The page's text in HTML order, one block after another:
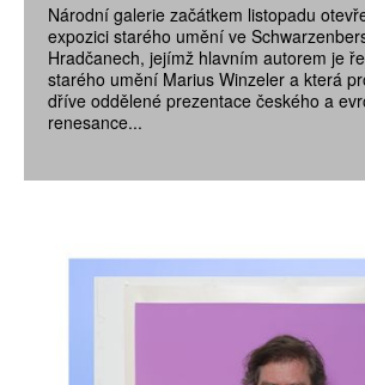
Národní galerie začátkem listopadu
expozici starého umění ve
Hradčanech, jejímž hlavním autorem je
starého umění Marius Winzeler a která
dříve oddělené prezentace českého a
renesance...